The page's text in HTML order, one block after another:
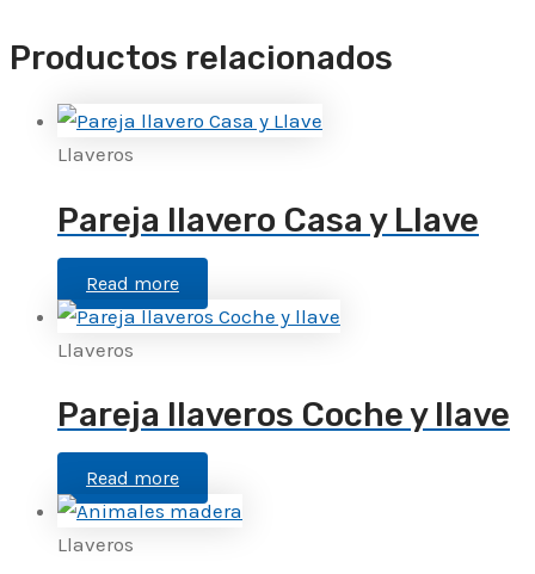
Productos relacionados
Llaveros
Pareja llavero Casa y Llave
Read more
Llaveros
Pareja llaveros Coche y llave
Read more
Llaveros